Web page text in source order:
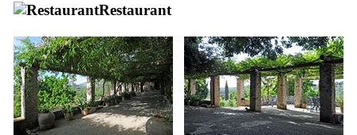
Restaurant